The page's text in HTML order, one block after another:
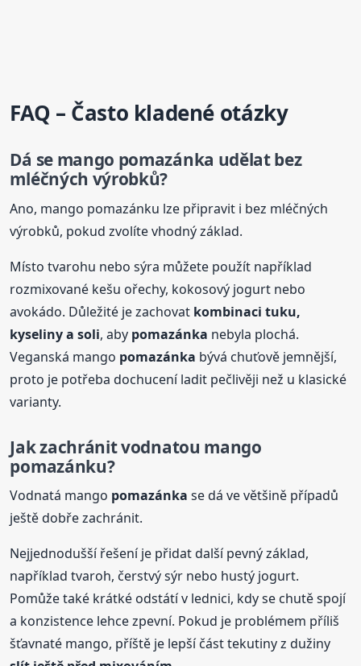
FAQ – Často kladené otázky
Dá se mango pomazánka udělat bez
mléčných výrobků?
Ano, mango pomazánku lze připravit i bez mléčných
výrobků, pokud zvolíte vhodný základ.
Místo tvarohu nebo sýra můžete použít například
rozmixované kešu ořechy, kokosový jogurt nebo
avokádo. Důležité je zachovat kombinaci tuku,
kyseliny a soli, aby pomazánka nebyla plochá.
Veganská mango pomazánka bývá chuťově jemnější,
proto je potřeba dochucení ladit pečlivěji než u klasické
varianty.
Jak zachránit vodnatou mango
pomazánku?
Vodnatá mango pomazánka se dá ve většině případů
ještě dobře zachránit.
Nejjednodušší řešení je přidat další pevný základ,
například tvaroh, čerstvý sýr nebo hustý jogurt.
Pomůže také krátké odstátí v lednici, kdy se chutě spojí
a konzistence lehce zpevní. Pokud je problémem příliš
šťavnaté mango, příště je lepší část tekutiny z dužiny